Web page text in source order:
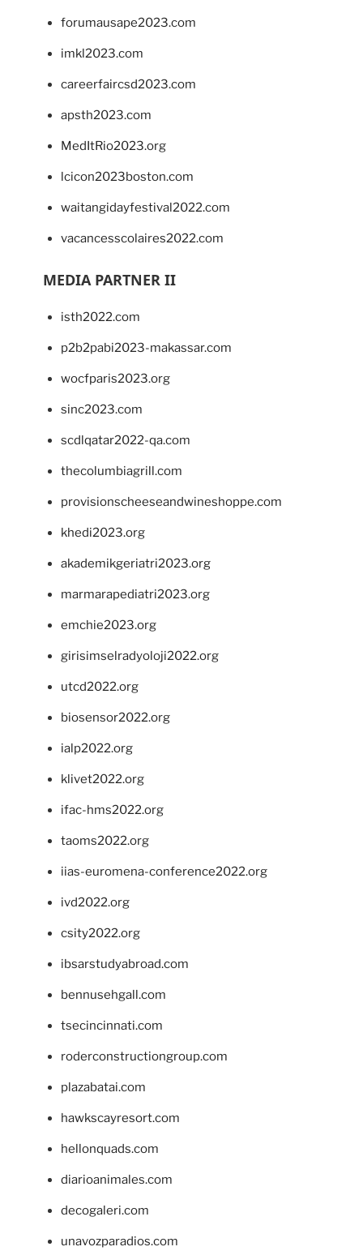
forumausape2023.com
imkl2023.com
careerfaircsd2023.com
apsth2023.com
MedItRio2023.org
lcicon2023boston.com
waitangidayfestival2022.com
vacancesscolaires2022.com
MEDIA PARTNER II
isth2022.com
p2b2pabi2023-makassar.com
wocfparis2023.org
sinc2023.com
scdlqatar2022-qa.com
thecolumbiagrill.com
provisionscheeseandwineshoppe.com
khedi2023.org
akademikgeriatri2023.org
marmarapediatri2023.org
emchie2023.org
girisimselradyoloji2022.org
utcd2022.org
biosensor2022.org
ialp2022.org
klivet2022.org
ifac-hms2022.org
taoms2022.org
iias-euromena-conference2022.org
ivd2022.org
csity2022.org
ibsarstudyabroad.com
bennusehgall.com
tsecincinnati.com
roderconstructiongroup.com
plazabatai.com
hawkscayresort.com
hellonquads.com
diarioanimales.com
decogaleri.com
unavozparadios.com